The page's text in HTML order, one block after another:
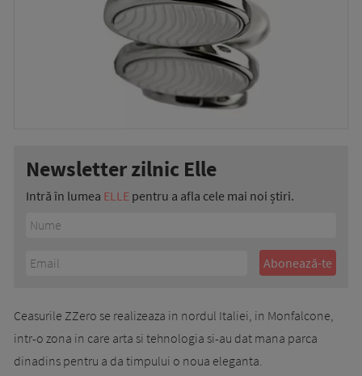
Newsletter zilnic Elle
Intră în lumea ELLE pentru a afla cele mai noi știri.
Ceasurile ZZero se realizeaza in nordul Italiei, in Monfalcone,
intr-o zona in care arta si tehnologia si-au dat mana parca
dinadins pentru a da timpului o noua eleganta.